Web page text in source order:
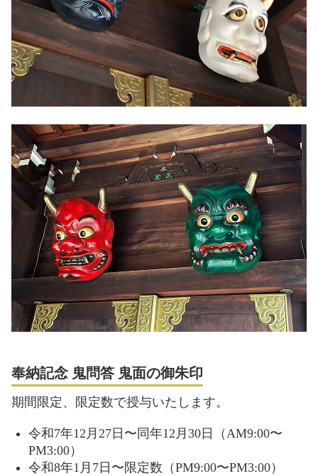
奉納記念 鬼問答 鬼面の御朱印
期間限定、限定数で授与いたします。
令和7年12月27日〜同年12月30日（AM9:00〜
PM3:00）
令和8年1月7日〜限定数 （PM9:00〜PM3:00）